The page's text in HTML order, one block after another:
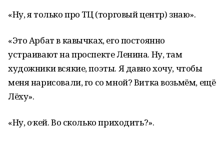
«Ну, я только про ТЦ (торговый центр) знаю».
«Это Арбат в кавычках, его постоянно
устраивают на проспекте Ленина. Ну, там
художники всякие, поэты. Я давно хочу, чтобы
меня нарисовали, го со мной? Витка возьмём, ещё
Лёху».
«Ну, о,кей. Во сколько приходить?».